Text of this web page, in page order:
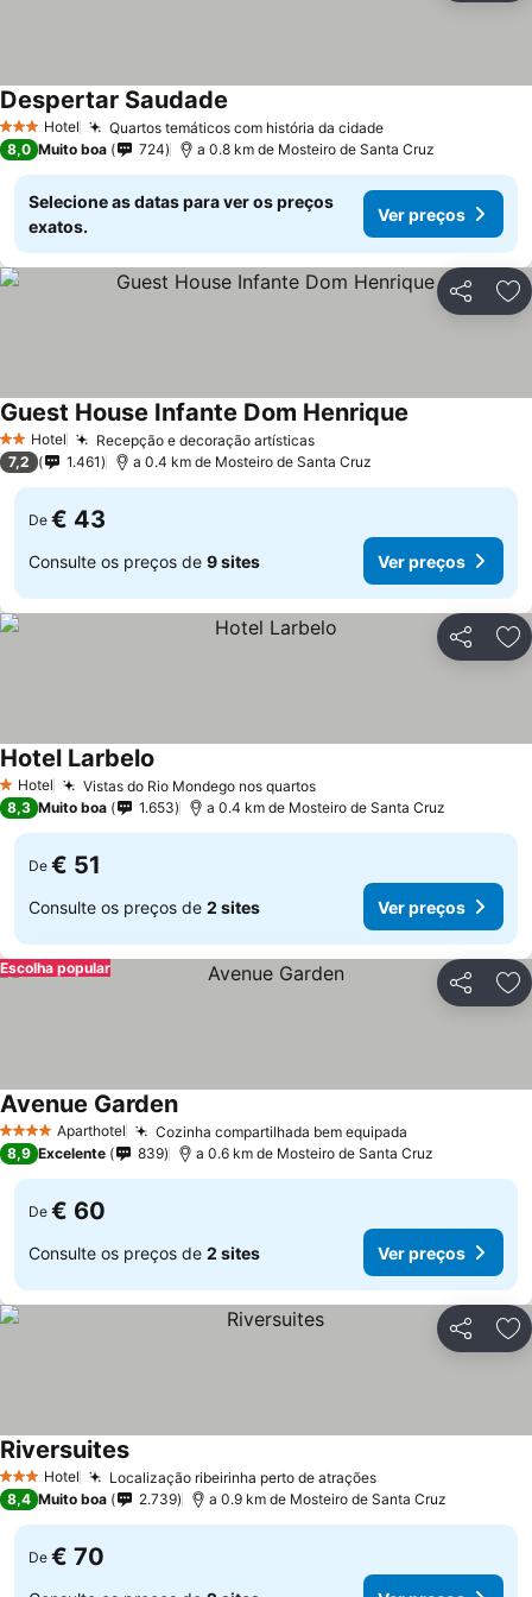
3 EstrelasHotel Quartos temáticos com história da cidadeVer preços
Despertar Saudade
8,0 Muito boa 724 a 0.8 km de Mosteiro de Santa Cruz
Selecione as datas para ver os preços
exatos.
Ver preços
Partilhar
2 Estrelas
Hotel Recepção e decoração artísticasVer preços
Guest House Infante Dom Henrique
7,2 1.461 a 0.4 km de Mosteiro de Santa Cruz
De € 43
Consulte os preços de 9 sites Ver preços
Partilhar
1 Estrelas
Hotel Vistas do Rio Mondego nos quartosVer preços
Hotel Larbelo
8,3 Muito boa 1.653 a 0.4 km de Mosteiro de Santa Cruz
De € 51
Consulte os preços de 2 sites Ver preços
Partilhar
Escolha popular
4 EstrelasAparthotel Cozinha compartilhada bem equipada
Avenue GardenVer preços
8,9 Excelente 839 a 0.6 km de Mosteiro de Santa Cruz
De € 60
Consulte os preços de 2 sites Ver preços
Partilhar
3 EstrelasHotel Localização ribeirinha perto de atraçõesVer preços
RiversuitesVer preços
8,4 Muito boa 2.739 a 0.9 km de Mosteiro de Santa Cruz
De € 70